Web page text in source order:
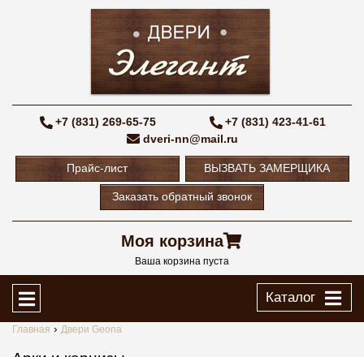
+7 (831) 269-65-75
+7 (831) 423-41-61
dveri-nn@mail.ru
Прайс-лист ВЫЗВАТЬ ЗАМЕРЩИКА
Заказать обратный звонок
Моя корзина
Ваша корзина пуста
Каталог
Главная Двери Geona